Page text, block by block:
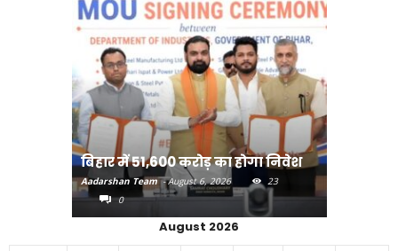
बिहार में 51,600 करोड़ का होगा निवेश
Aadarshan Team - August 6, 2026
23
0
August 2026